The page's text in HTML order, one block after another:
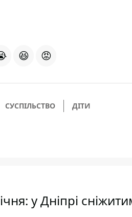
😆 😡
СУСПІЛЬСТВО ДІТИ
у Дніпрі